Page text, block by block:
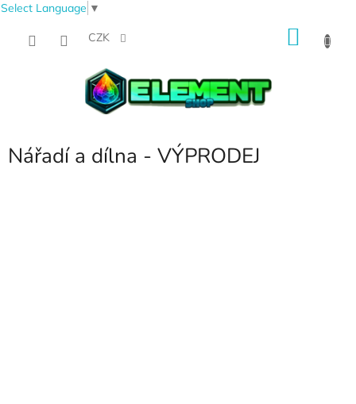
Select Language ▼
CZK
Nářadí a dílna - VÝPRODEJ